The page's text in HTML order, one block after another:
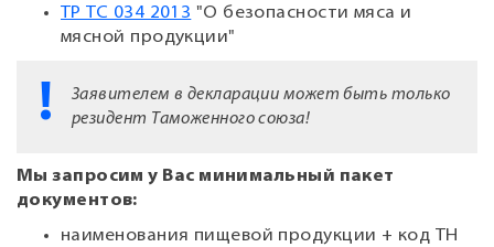
ТР ТС 034 2013 "О безопасности мяса и
мясной продукции"
Заявителем в декларации может быть только
резидент Таможенного союза!
Мы запросим у Вас минимальный пакет
документов:
наименования пищевой продукции + код ТН